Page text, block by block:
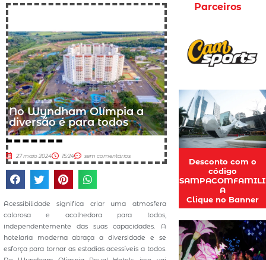
No Wyndham Olímpia a
diversão é para todos
27 maio 2024 15:24 sem comentários
Acessibilidade significa criar uma atmosfera
calorosa e acolhedora para todos,
independentemente das suas capacidades. A
hotelaria moderna abraça a diversidade e se
esforça para tornar as estadias acessíveis a todos.
Parceiros
Desconto com o
código
SAMPACOMFAMILI
A
Clique no Banner